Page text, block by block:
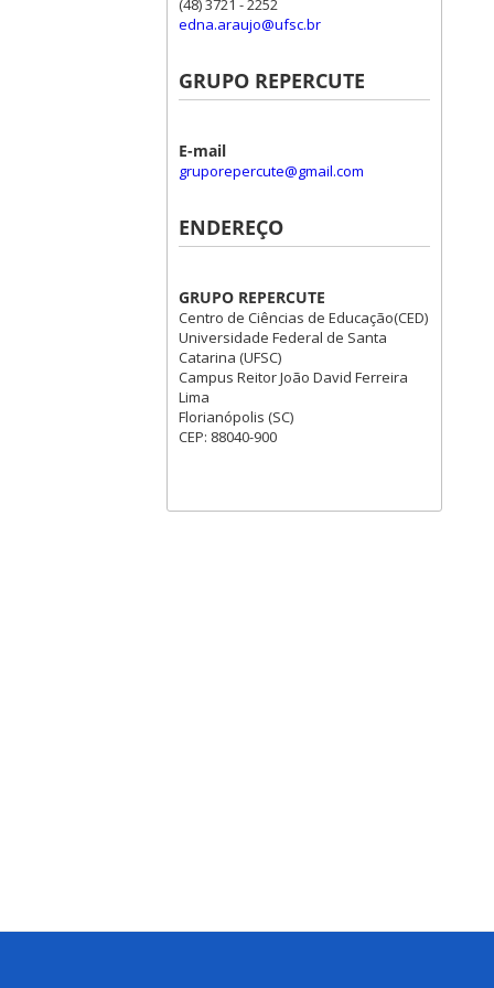
(48) 3721 - 2252
edna.araujo@ufsc.br
GRUPO REPERCUTE
E-mail
gruporepercute@gmail.com
ENDEREÇO
GRUPO REPERCUTE
Centro de Ciências de Educação(CED)
Universidade Federal de Santa
Catarina (UFSC)
Campus Reitor João David Ferreira
Lima
Florianópolis (SC)
CEP: 88040-900